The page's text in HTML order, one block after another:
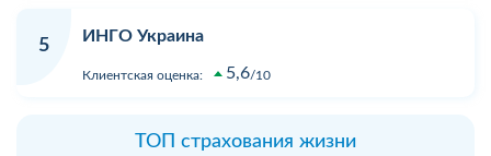
5
ИНГО Украина
Клиентская оценка: 5,6 10
ТОП страхования жизни